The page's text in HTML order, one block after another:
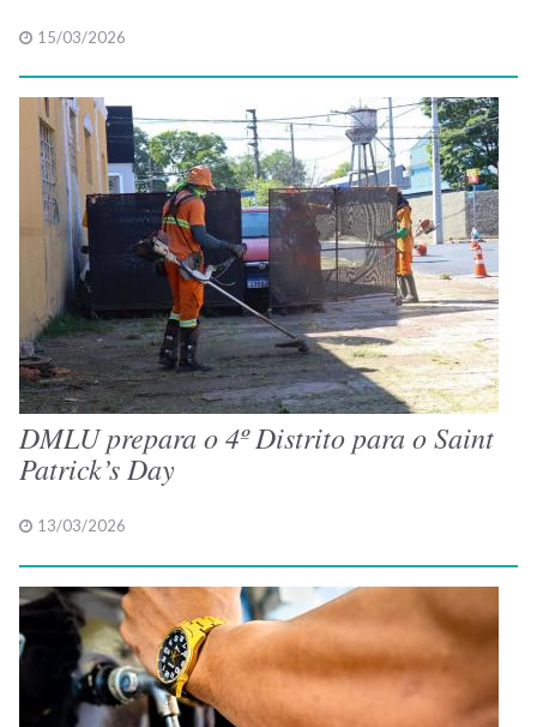
15/03/2026
DMLU prepara o 4º Distrito para o Saint
Patrick’s Day
13/03/2026